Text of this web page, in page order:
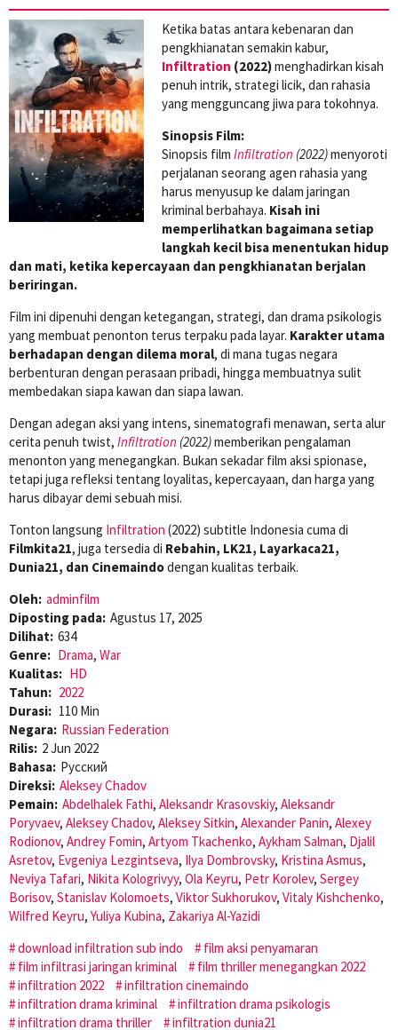
Ketika batas antara kebenaran dan
pengkhianatan semakin kabur,
Infiltration (2022)menghadirkan kisah
penuh intrik, strategi licik, dan rahasia
yang mengguncang jiwa para tokohnya.
Sinopsis Film:
Sinopsis film Infiltration (2022)menyoroti
perjalanan seorang agen rahasia yang
harus menyusup ke dalam jaringan
kriminal berbahaya. Kisah ini
memperlihatkan bagaimana setiap
langkah kecil bisa menentukan hidup
dan mati, ketika kepercayaan dan pengkhianatan berjalan
beriringan.
Film ini dipenuhi dengan ketegangan, strategi, dan drama psikologis
yang membuat penonton terus terpaku pada layar. Karakter utama
berhadapan dengan dilema moral, di mana tugas negara
berbenturan dengan perasaan pribadi, hingga membuatnya sulit
membedakan siapa kawan dan siapa lawan.
Dengan adegan aksi yang intens, sinematografi menawan, serta alur
cerita penuh twist, Infiltration (2022)memberikan pengalaman
menonton yang menegangkan. Bukan sekadar film aksi spionase,
tetapi juga refleksi tentang loyalitas, kepercayaan, dan harga yang
harus dibayar demi sebuah misi.
Tonton langsung Infiltration (2022) subtitle Indonesia cuma di
Filmkita21, juga tersedia di Rebahin, LK21, Layarkaca21,
Dunia21, dan Cinemaindodengan kualitas terbaik.
Oleh: adminfilm
Diposting pada: Agustus 17, 2025
Dilihat: 634
Genre: Drama, War
Kualitas: HD
Tahun: 2022
Durasi: 110 Min
Negara: Russian Federation
Rilis: 2 Jun 2022
Bahasa: Pусский
Direksi: Aleksey Chadov
Pemain: Abdelhalek Fathi, Aleksandr Krasovskiy, Aleksandr
Poryvaev, Aleksey Chadov, Aleksey Sitkin, Alexander Panin, Alexey
Rodionov, Andrey Fomin, Artyom Tkachenko, Aykham Salman, Djalil
Asretov, Evgeniya Lezgintseva, Ilya Dombrovsky, Kristina Asmus,
Neviya Tafari, Nikita Kologrivyy, Ola Keyru, Petr Korolev, Sergey
Borisov, Stanislav Kolomoets, Viktor Sukhorukov, Vitaly Kishchenko,
Wilfred Keyru, Yuliya Kubina, Zakariya Al-Yazidi
download infiltration sub indo
film aksi penyamaran
film infiltrasi jaringan kriminal
film thriller menegangkan 2022
infiltration 2022
infiltration cinemaindo
infiltration drama kriminal
infiltration drama psikologis
infiltration drama thriller
infiltration dunia21